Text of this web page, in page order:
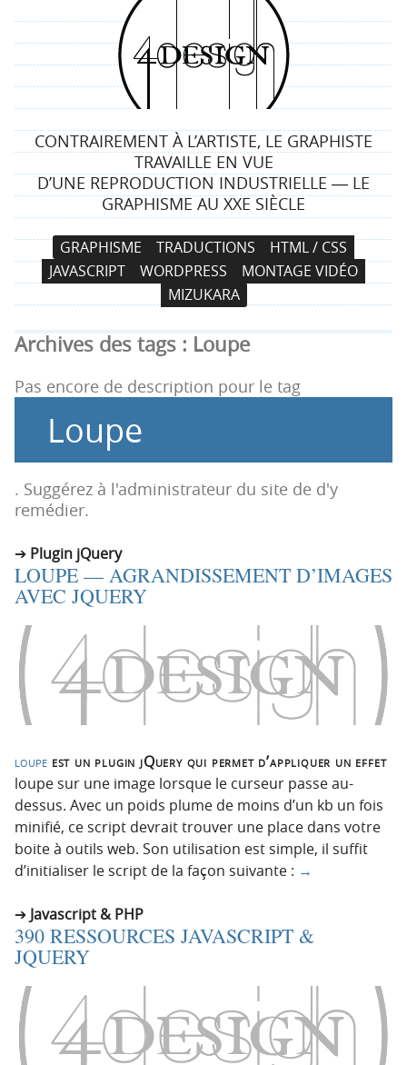
4
d
e
s
i
g
n
CONTRAIREMENT À L’ARTISTE, LE GRAPHISTE
TRAVAILLE EN VUE
D’UNE REPRODUCTION INDUSTRIELLE ― LE
GRAPHISME AU XXE SIÈCLE
N
a
v
i
g
a
t
i
p
i
c
i
p
e
A
l
l
e
r
a
u
c
t
n
GRAPHISME TRADUCTIONS
HTML / CSS
JAVASCRIPT
WORDPRESS
MONTAGE VIDÉO
MIZUKARA
Archives des tags : Loupe
Pas encore de description pour le tag
Loupe
. Suggérez à l'administrateur du site de d'y
remédier.
Plugin jQuery
LOUPE — AGRANDISSEMENT D’IMAGES
AVEC JQUERY
loupe est un plugin jQuery qui permet d’appliquer un effet
loupe sur une image lorsque le curseur passe au-
dessus. Avec un poids plume de moins d’un kb un fois
minifié, ce script devrait trouver une place dans votre
boite à outils web. Son utilisation est simple, il suffit
d’initialiser le script de la façon suivante : →
Javascript & PHP
390 RESSOURCES JAVASCRIPT &
JQUERY